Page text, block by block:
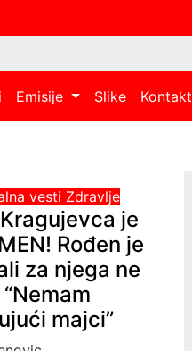
Emisije Slike Kontakt
vesti Zdravlje
je
Rođen je
za njega ne
majci”